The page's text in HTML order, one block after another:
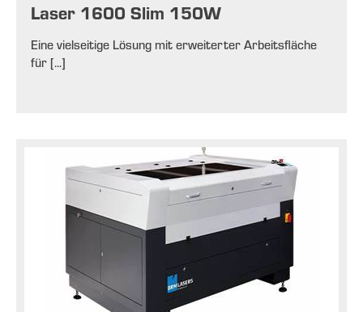
Laser 1600 Slim 150W
Eine vielseitige Lösung mit erweiterter Arbeitsfläche
für [...]